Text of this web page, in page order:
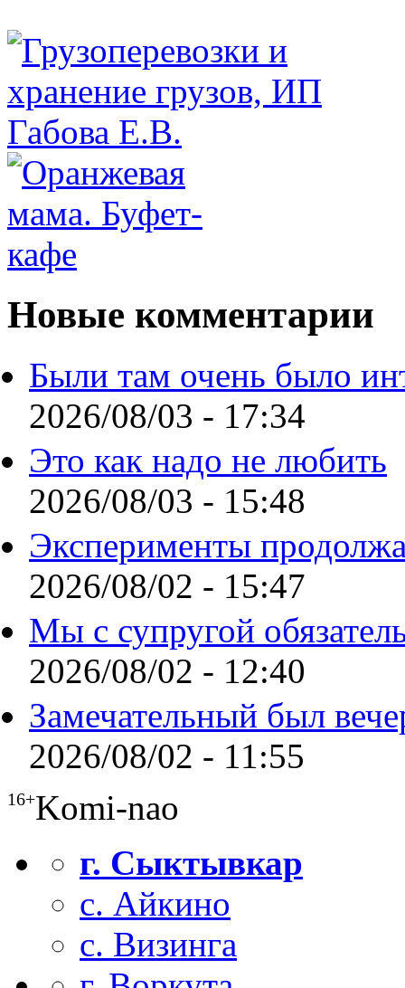
Новые комментарии
Были там очень было
2026/08/03 - 17:34
Это как надо не любить
2026/08/03 - 15:48
Эксперименты
2026/08/02 - 15:47
Мы с супругой
2026/08/02 - 12:40
Замечательный был
2026/08/02 - 11:55
16+Komi-nao
г. Сыктывкар
с. Айкино
с. Визинга